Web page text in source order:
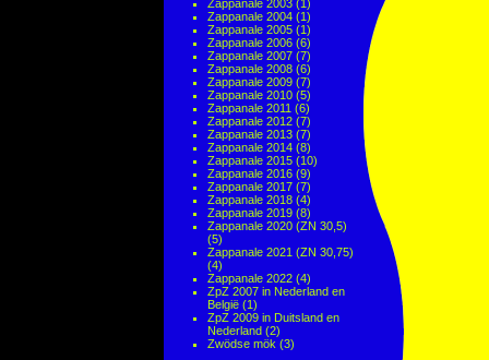
Zappanale 2003 (1)
Zappanale 2004 (1)
Zappanale 2005 (1)
Zappanale 2006 (6)
Zappanale 2007 (7)
Zappanale 2008 (6)
Zappanale 2009 (7)
Zappanale 2010 (5)
Zappanale 2011 (6)
Zappanale 2012 (7)
Zappanale 2013 (7)
Zappanale 2014 (8)
Zappanale 2015 (10)
Zappanale 2016 (9)
Zappanale 2017 (7)
Zappanale 2018 (4)
Zappanale 2019 (8)
Zappanale 2020 (ZN 30,5)
(5)
Zappanale 2021 (ZN 30,75)
(4)
Zappanale 2022 (4)
ZpZ 2007 in Nederland en
België (1)
ZpZ 2009 in Duitsland en
Nederland (2)
Zwödse mök (3)